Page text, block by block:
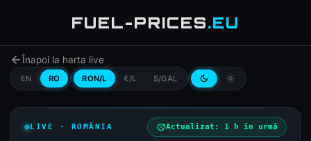
FUEL-PRICES.EU
arrow_backÎnapoi la harta live
EN RO RON/L €/L $/GAL dark_mode light_mode
LIVE · ROMÂNIA updateActualizat: 1 h în urmă